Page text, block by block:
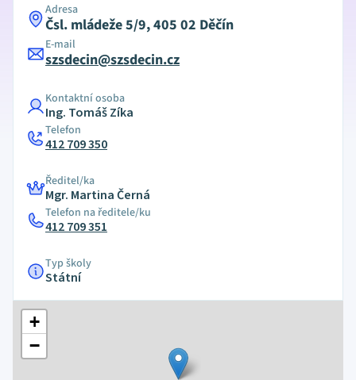
Adresa
Čsl. mládeže 5/9, 405 02 Děčín
E-mail
szsdecin@szsdecin.cz
Kontaktní osoba
Ing. Tomáš Zíka
Telefon
412 709 350
Ředitel/ka
Mgr. Martina Černá
Telefon na ředitele/ku
412 709 351
Typ školy
Státní
+
−